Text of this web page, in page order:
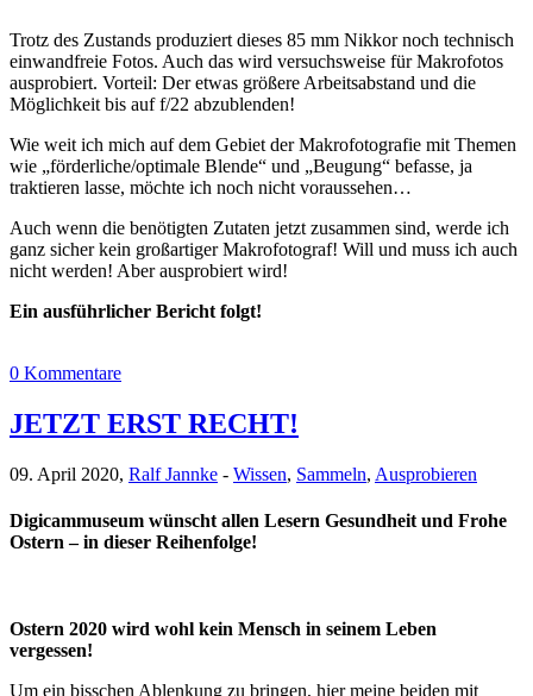
Trotz des Zustands produziert dieses 85 mm Nikkor noch technisch
einwandfreie Fotos. Auch das wird versuchsweise für Makrofotos
ausprobiert. Vorteil: Der etwas größere Arbeitsabstand und die
Möglichkeit bis auf f/22 abzublenden!
Wie weit ich mich auf dem Gebiet der Makrofotografie mit Themen
wie „förderliche/optimale Blende“ und „Beugung“ befasse, ja
traktieren lasse, möchte ich noch nicht voraussehen…
Auch wenn die benötigten Zutaten jetzt zusammen sind, werde ich
ganz sicher kein großartiger Makrofotograf! Will und muss ich auch
nicht werden! Aber ausprobiert wird!
Ein ausführlicher Bericht folgt!
0 Kommentare
JETZT ERST RECHT!
09. April 2020, Ralf Jannke - Wissen, Sammeln, Ausprobieren
Digicammuseum wünscht allen Lesern Gesundheit und Frohe
Ostern – in dieser Reihenfolge!
Ostern 2020 wird wohl kein Mensch in seinem Leben
vergessen!
Um ein bisschen Ablenkung zu bringen, hier meine beiden mit